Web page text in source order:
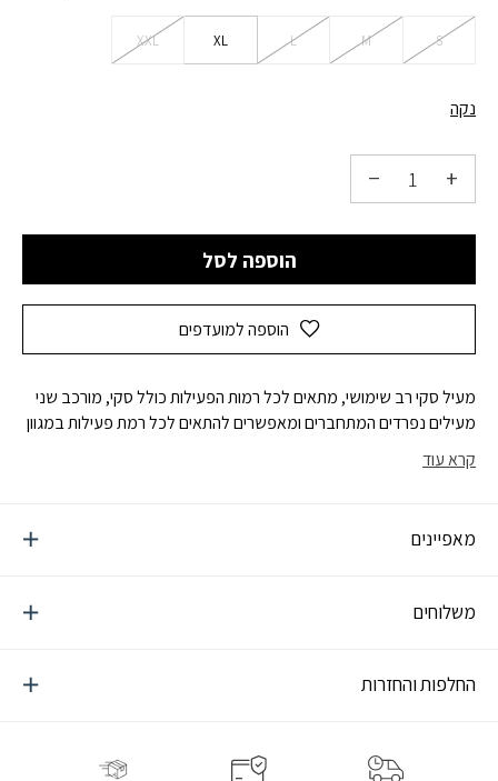
S
M
L
XL
XXL
נקה
הוספה לסל
הוספה למועדפים
מעיל סקי רב שימושי, מתאים לכל רמות הפעילות כולל סקי, מורכב שני
מעילים נפרדים המתחברים ומאפשרים להתאים לכל רמת פעילות במגוון
קרא עוד
מאפיינים
משלוחים
החלפות והחזרות